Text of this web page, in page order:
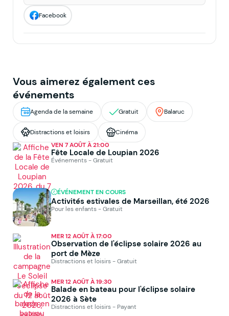
Facebook
Vous aimerez également ces
événements
Agenda de la semaine Gratuit Balaruc
Distractions et loisirs Cinéma
VEN 7 AOÛT À 21:00
Fête Locale de Loupian 2026
Événements - Gratuit
ÉVÉNEMENT EN COURS
Activités estivales de Marseillan, été 2026
Pour les enfants - Gratuit
MER 12 AOÛT À 17:00
Observation de l'éclipse solaire 2026 au
port de Mèze
Distractions et loisirs - Gratuit
MER 12 AOÛT À 19:30
Balade en bateau pour l'éclipse solaire
2026 à Sète
Distractions et loisirs - Payant